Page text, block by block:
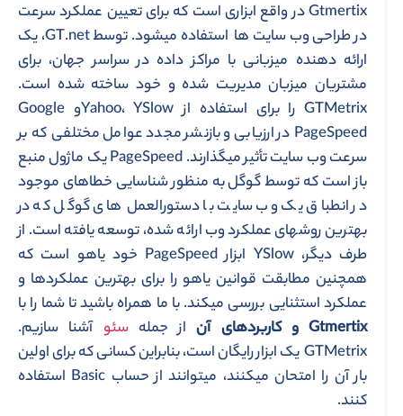
Gtmertix در واقع ابزاری است که برای تعیین عملکرد سرعت
در طراحی وب سایت ها­ استفاده می­شود. توسط GT.net، یک
ارائه دهنده میزبانی با مراکز داده در سراسر جهان، برای
مشتریان میزبان مدیریت شده و خود ساخته شده است.
GTMetrix را برای استفاده از Yahoo، YSlowو Google
PageSpeed ​​در ارزیابی و بازنشر مجدد عوامل مختلفی که بر
سرعت وب سایت تأثیر می­گذارند. PageSpeed ​​یک ماژول منبع
باز است که توسط گوگل به منظور شناسایی خطاهای موجود
در انطباق یک وب سایت با دستورالعمل­ های گوگل که در
بهترین روش­های عملکرد وب ارائه شده، توسعه یافته است. از
طرف دیگر، YSlow ابزار PageSpeed ​​خود یاهو است که
همچنین مطابقت قوانین یاهو را برای بهترین عملکردها و
عملکرد استثنایی بررسی می­کند. با ما همراه باشید تا شما را با
Gtmertix و کاربردهای آناز جملهسئوآشنا سازیم.
GTMetrix یک ابزار رایگان است، بنابراین کسانی که برای اولین
بار آن را امتحان می­کنند، می­توانند از حساب Basic استفاده
کنند.